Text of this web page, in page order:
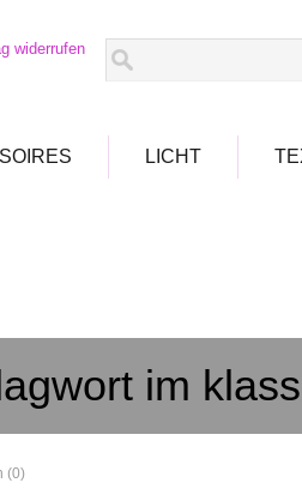
widerrufen
LICHT
im
(0)